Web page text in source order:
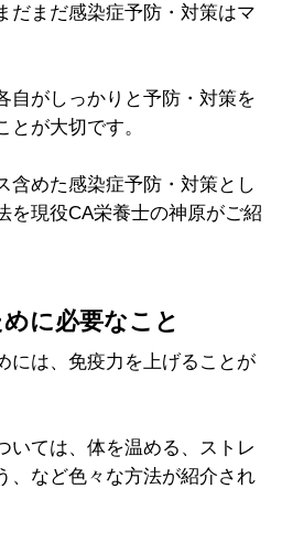
だまだ感染症予防・対策はマ
自がしっかりと予防・対策を
とが大切です。
含めた感染症予防・対策とし
を現役CA栄養士の神原がご紹
に必要なこと
には、免疫力を上げることが
いては、体を温める、ストレ
、など色々な方法が紹介され